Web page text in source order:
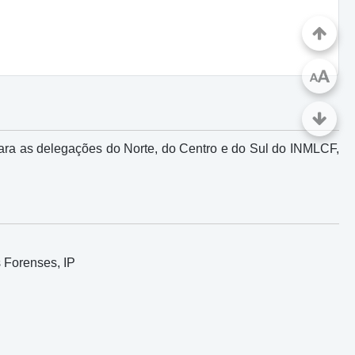
as delegações do Norte, do Centro e do Sul do INMLCF,
AA